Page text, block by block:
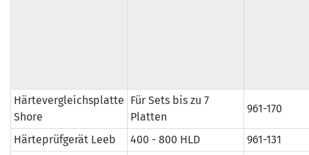
Härtevergleichsplatte
Shore
Für Sets bis zu 7
Platten
961-170
Härteprüfgerät Leeb 400 - 800 HLD 961-131